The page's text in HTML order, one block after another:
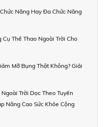
Năng Hay Đa Chức Năng
Thể Thao Ngoài Trời Cho
Mỡ Bụng Thật Không? Giải
Trời Dọc Theo Tuyến
Nâng Cao Sức Khỏe Cộng